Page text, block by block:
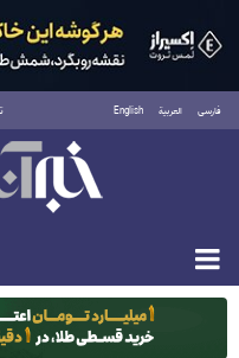
فارسی العربية English
دوشنبه ۱۹ مرداد ۱۴۰۵